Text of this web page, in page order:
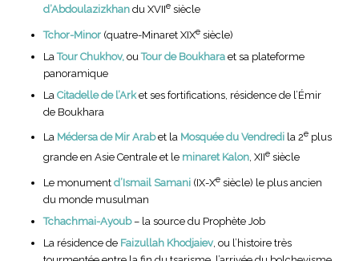
d’Abdoulazizkhandu XVIIesiècle
Tchor-Minor(quatre-Minaret XIXesiècle)
LaTour Chukhov, ou Tour de Boukhara et sa plateforme
panoramique
La Citadelle de l’Arket ses fortifications, résidence de l’Émir
de Boukhara
La Médersa de Mir Arabet la Mosquée du Vendredila 2eplus
grande en Asie Centrale et le minaret Kalon, XIIesiècle
Le monument d’Ismail Samani(IX-Xesiècle) le plus ancien
du monde musulman
Tchachmai-Ayoub– la source du Prophète Job
La résidence de Faizullah Khodjaiev, ou l’histoire très